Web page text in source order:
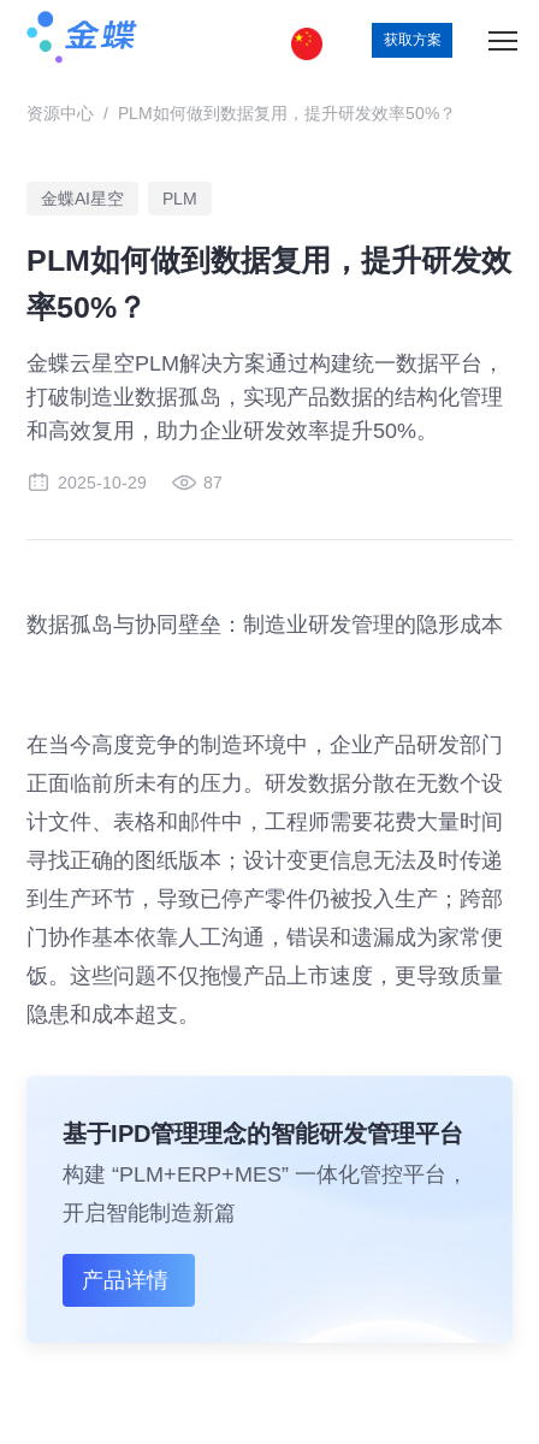
获取方案
资源中心 / PLM如何做到数据复用，提升研发效率50%？
金蝶AI星空 PLM
PLM如何做到数据复用，提升研发效
率50%？
金蝶云星空PLM解决方案通过构建统一数据平台，
打破制造业数据孤岛，实现产品数据的结构化管理
和高效复用，助力企业研发效率提升50%。
2025-10-29 87
数据孤岛与协同壁垒：制造业研发管理的隐形成本
在当今高度竞争的制造环境中，企业产品研发部门
正面临前所未有的压力。研发数据分散在无数个设
计文件、表格和邮件中，工程师需要花费大量时间
寻找正确的图纸版本；设计变更信息无法及时传递
到生产环节，导致已停产零件仍被投入生产；跨部
门协作基本依靠人工沟通，错误和遗漏成为家常便
饭。这些问题不仅拖慢产品上市速度，更导致质量
隐患和成本超支。
基于IPD管理理念的智能研发管理平台
构建 “PLM+ERP+MES” 一体化管控平台，
开启智能制造新篇
产品详情